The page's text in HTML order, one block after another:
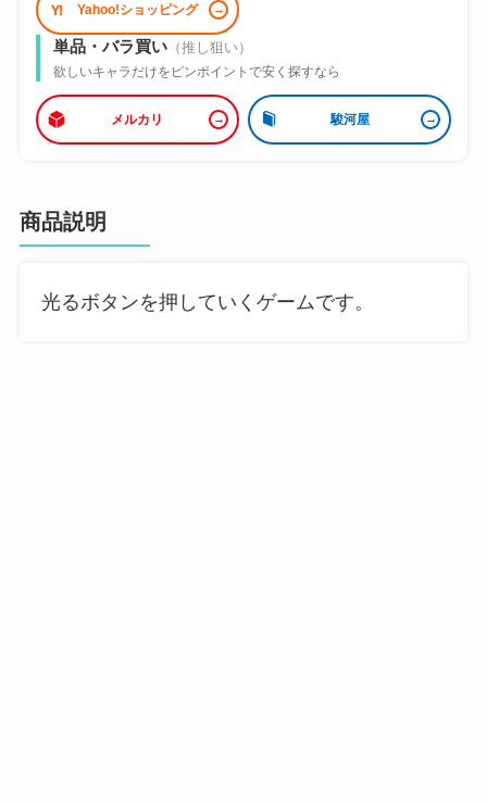
Yahoo!ショッピング
単品・バラ買い（推し狙い）
欲しいキャラだけをピンポイントで安く探すなら
メルカリ 駿河屋
商品説明
光るボタンを押していくゲームです。